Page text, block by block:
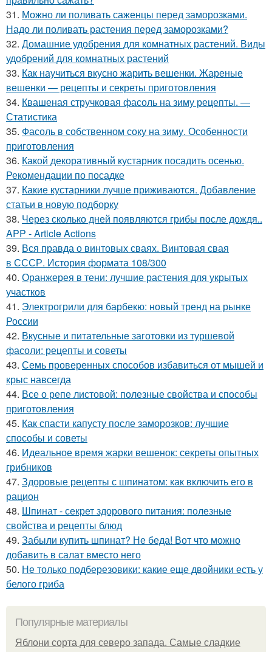
31. Можно ли поливать саженцы перед заморозками.
Надо ли поливать растения перед заморозками?
32. Домашние удобрения для комнатных растений. Виды
удобрений для комнатных растений
33. Как научиться вкусно жарить вешенки. Жареные
вешенки — рецепты и секреты приготовления
34. Квашеная стручковая фасоль на зиму рецепты. —
Статистика
35. Фасоль в собственном соку на зиму. Особенности
приготовления
36. Какой декоративный кустарник посадить осенью.
Рекомендации по посадке
37. Какие кустарники лучше приживаются. Добавление
статьи в новую подборку
38. Через сколько дней появляются грибы после дождя..
APP - Article Actions
39. Вся правда о винтовых сваях. Винтовая свая
в СССР. История формата 108/300
40. Оранжерея в тени: лучшие растения для укрытых
участков
41. Электрогрили для барбекю: новый тренд на рынке
России
42. Вкусные и питательные заготовки из туршевой
фасоли: рецепты и советы
43. Семь проверенных способов избавиться от мышей и
крыс навсегда
44. Все о репе листовой: полезные свойства и способы
приготовления
45. Как спасти капусту после заморозков: лучшие
способы и советы
46. Идеальное время жарки вешенок: секреты опытных
грибников
47. Здоровые рецепты с шпинатом: как включить его в
рацион
48. Шпинат - секрет здорового питания: полезные
свойства и рецепты блюд
49. Забыли купить шпинат? Не беда! Вот что можно
добавить в салат вместо него
50. Не только подберезовики: какие еще двойники есть у
белого гриба
Популярные материалы
Яблони сорта для северо запада. Самые сладкие